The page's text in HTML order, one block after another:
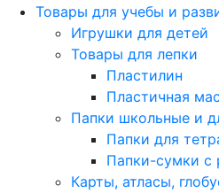
Товары для учебы и
Игрушки для детей
Товары для лепки
Пластилин
Пластичная
Папки школьные и
Папки для
Папки-сумки с
Карты, атласы,